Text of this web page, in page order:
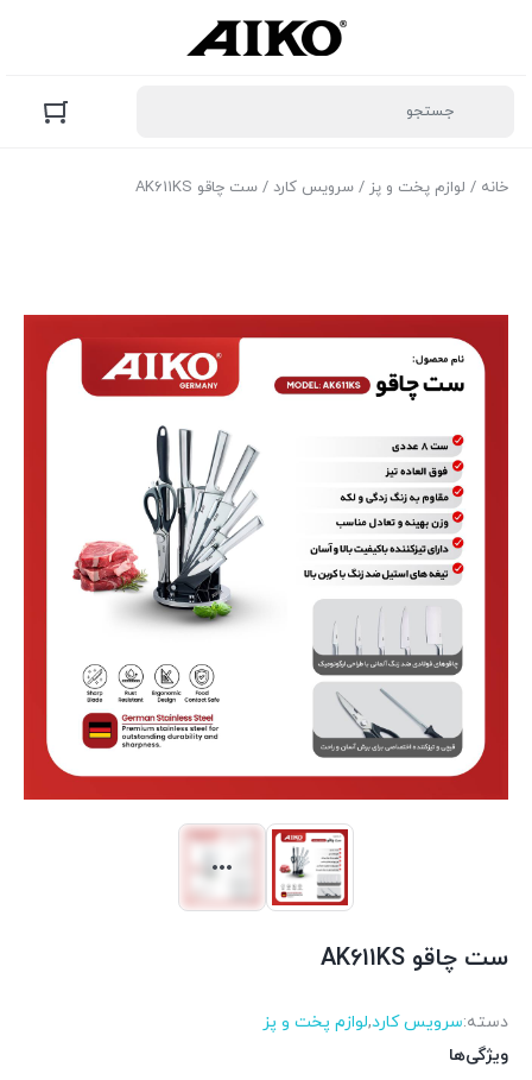
خانه / لوازم پخت و پز / سرویس کارد / ست چاقو AK611KS
ست چاقو AK611KS
دسته:سرویس کارد,لوازم پخت و پز
ویژگی‌ها